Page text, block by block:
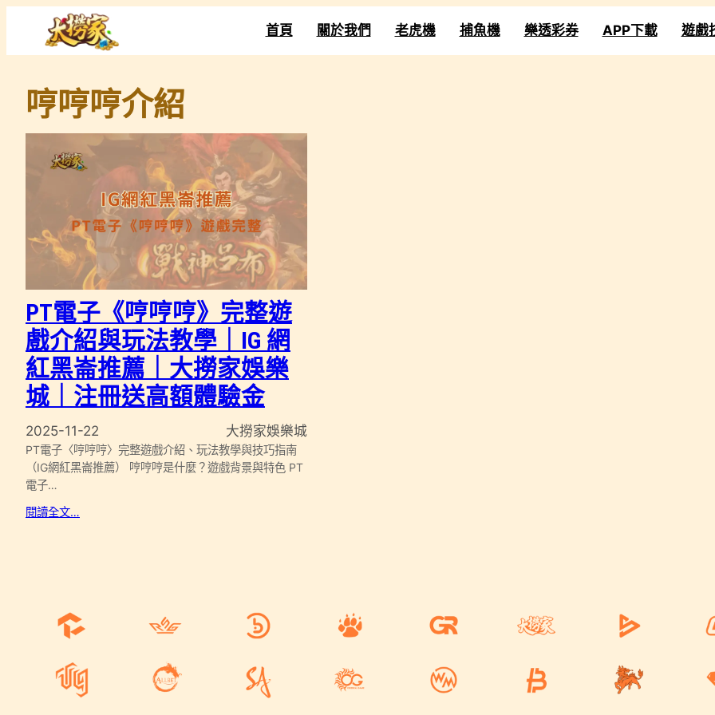
主
首頁 關於我們 老虎機 捕魚機 樂透彩券 APP下載 遊戲
哼哼哼介紹
PT電子《哼哼哼》完整遊
戲介紹與玩法教學｜IG 網
紅黑崙推薦｜大撈家娛樂
城｜注冊送高額體驗金
2025-11-22 大撈家娛樂城
PT電子〈哼哼哼〉完整遊戲介紹、玩法教學與技巧指南
（IG網紅黑崙推薦） 哼哼哼是什麼？遊戲背景與特色 PT
電子…
閱讀全文…